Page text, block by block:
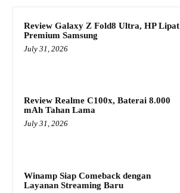
Review Galaxy Z Fold8 Ultra, HP Lipat
Premium Samsung
July 31, 2026
Review Realme C100x, Baterai 8.000
mAh Tahan Lama
July 31, 2026
Winamp Siap Comeback dengan
Layanan Streaming Baru